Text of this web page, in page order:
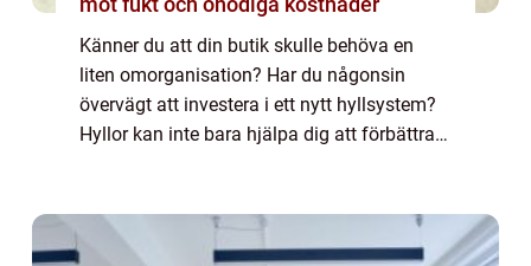
Känner du att din butik skulle behöva en
liten omorganisation? Har du någonsin
övervägt att investera i ett nytt hyllsystem?
Hyllor kan inte bara hjälpa dig att förbättra
at...